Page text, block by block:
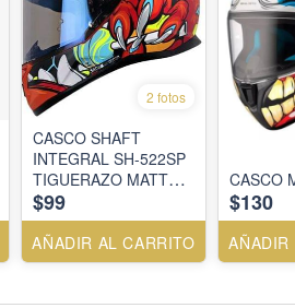
2 fotos
CASCO SHAFT
INTEGRAL SH-522SP
TIGUERAZO MATT
NEON ORANGE
$99
AÑADIR AL CARRITO
CASCO
$130
AÑADIR